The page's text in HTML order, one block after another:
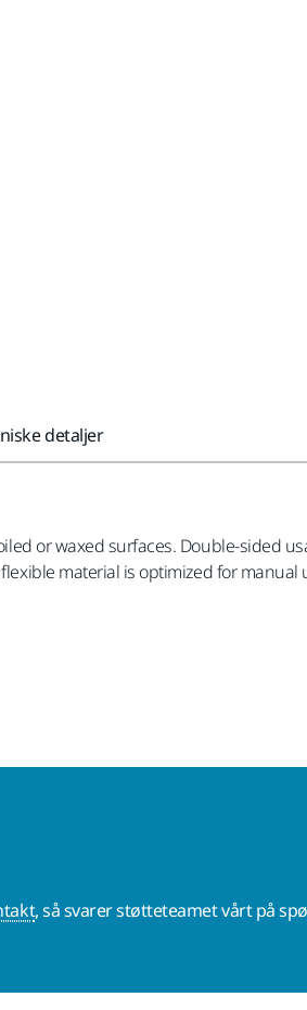
detaljer
or waxed surfaces. Double-sided
material is optimized for
, så svarer støtteteamet vårt på